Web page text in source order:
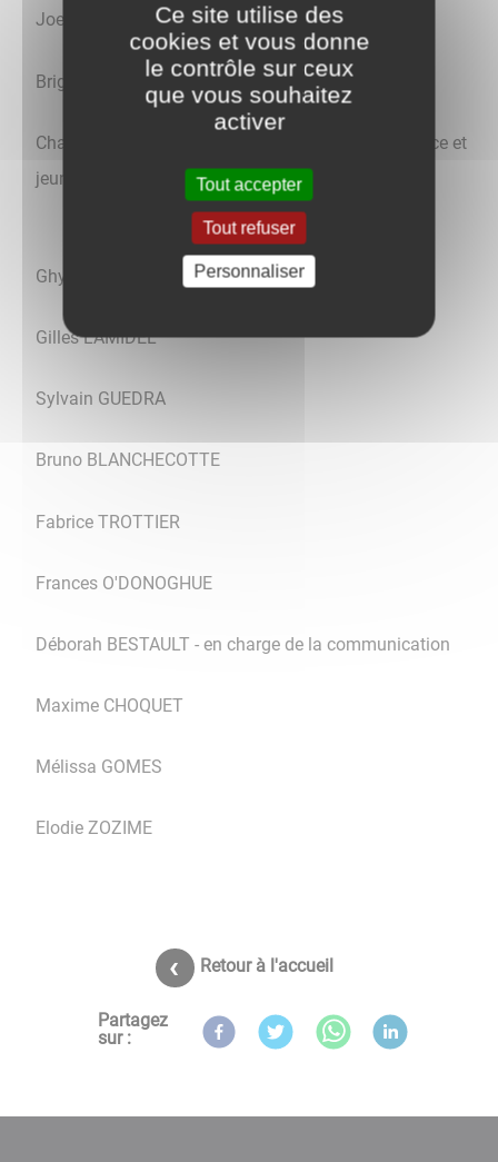
Joel FENICE
Brigitte SZYNKIER - en charge des associations
Chantal LAIGNELET - en charge des affaires enfance et
jeunesse
Ghyslaine DUCRUY
Gilles LAMIDEL
Sylvain GUEDRA
Bruno BLANCHECOTTE
Fabrice TROTTIER
Frances O'DONOGHUE
Déborah BESTAULT - en charge de la communication
Maxime CHOQUET
Mélissa GOMES
Elodie ZOZIME
Retour à l'accueil
Partagez
sur :
Ce site utilise des
cookies et vous donne
le contrôle sur ceux
que vous souhaitez
activer
Tout accepter
Tout refuser
Personnaliser